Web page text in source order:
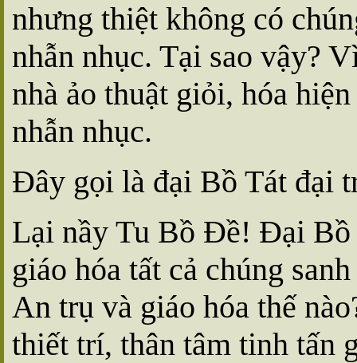
nhưng thiệt không có
nhẫn nhục. Tại sao vậy?
nhà ảo thuật giỏi, hóa
nhẫn nhục.
Ðây gọi là đại Bồ Tát đại
Lại nầy Tu Bồ Ðề! Ðại Bồ
giáo hóa tất cả chúng
An trụ và giáo hóa thế
thiết trí, thân tâm tinh tấn